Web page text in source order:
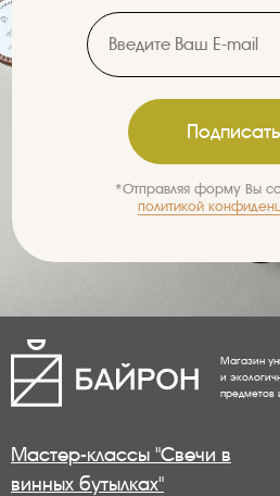
Введите Ваш E-mail
*Отправляя форму Вы
политикой
Магазин
и
предметов
Мастер-классы "Свечи в
винных бутылках"